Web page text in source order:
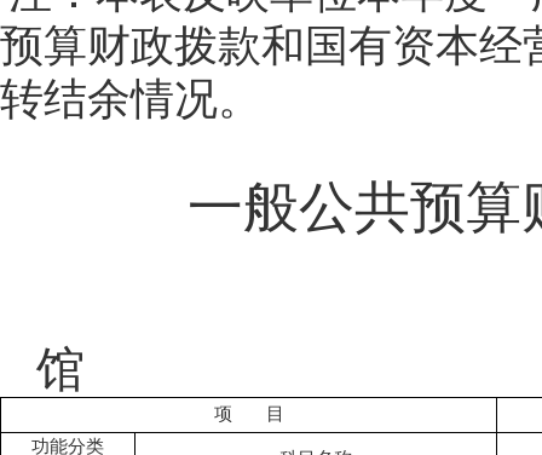
预算财政拨款和国有资本
转结余情况。
一般公共预
馆
项 目
功能分类